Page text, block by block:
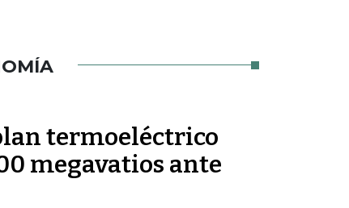
termoeléctrico
megavatios ante